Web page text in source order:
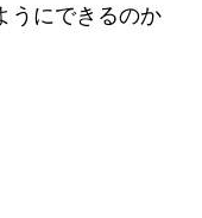
うにできるのか